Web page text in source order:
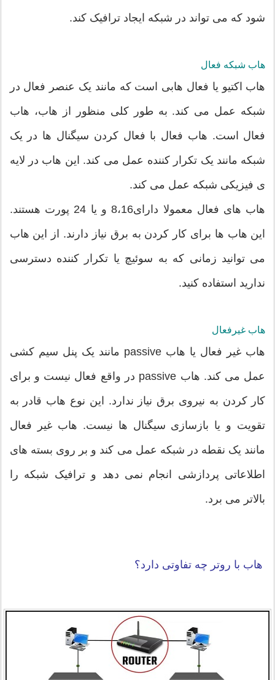
شود که می تواند در شبکه ایجاد ترافیک کند.
هاب شبکه فعال
هاب اکتیو یا فعال هابی است که مانند یک عنصر فعال در
شبکه عمل می کند. به طور کلی منظور از هاب، هاب
فعال است. هاب فعال با فعال کردن سیگنال ها در یک
شبکه مانند یک تکرار کننده عمل می کند. این هاب در لایه
ی فیزیکی شبکه عمل می کند.
هاب های فعال معمولا دارای8،16 و یا 24 پورت هستند.
این هاب ها برای کار کردن به برق نیاز دارند. از این هاب
می توانید زمانی که به سوئیچ یا تکرار کننده دسترسی
ندارید استفاده کنید.
هاب غیرفعال
هاب غیر فعال یا هاب passive مانند یک پنل سیم کشی
عمل می کند. هاب passive در واقع فعال نیست و برای
کار کردن به نیروی برق نیاز ندارد. این نوع هاب قادر به
تقویت و یا بازسازی سیگنال ها نیست. هاب غیر فعال
مانند یک نقطه در شبکه عمل می کند و بر روی بسته های
اطلاعاتی پردازشی انجام نمی دهد و ترافیک شبکه را
بالاتر می برد.
هاب با روتر چه تفاوتی دارد؟